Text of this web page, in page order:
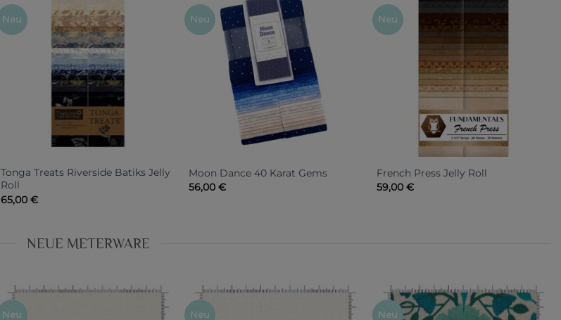
Neu
Tonga Treats Riverside Batiks Jelly
Roll
65,00€
Neu
Moon Dance 40 Karat Gems
56,00€
Neu
French Press Jelly Roll
59,00 €
NEUE METERWARE
Neu Neu Neu